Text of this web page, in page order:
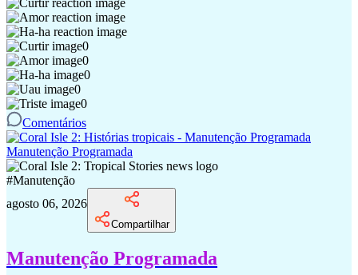
0
0
0
0
0
Comentários
Manutenção Programada
#Manutenção
agosto 06, 2026
Compartilhar
Manutenção Programada